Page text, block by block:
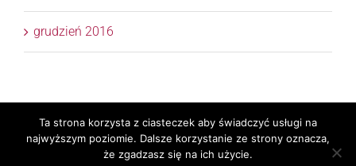
grudzień 2016
Copyright 2017 © APTM Doradcy Podatkowi | All Rights
Reserved | RealizacjaTaxPRSkylight
Ta strona korzysta z ciasteczek aby świadczyć usługi na
najwyższym poziomie. Dalsze korzystanie ze strony oznacza,
że zgadzasz się na ich użycie.